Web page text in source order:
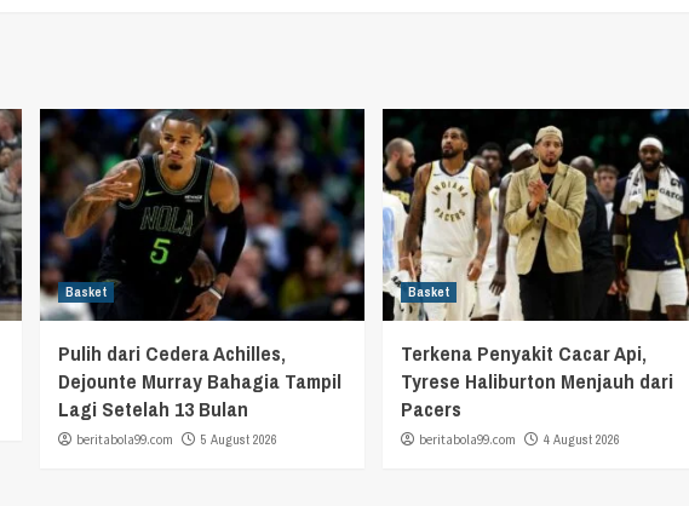
Basket
Pulih dari Cedera Achilles,
Dejounte Murray Bahagia Tampil
Lagi Setelah 13 Bulan
beritabola99.com 5 August 2026
Basket
Terkena Penyakit Cacar Api,
Tyrese Haliburton Menjauh dari
Pacers
beritabola99.com 4 August 2026